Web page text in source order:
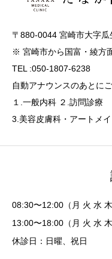
〒880-0044 宮崎市大字
※ 宮崎市から国富・綾方
TEL :050-1807-6238
自動アナウンスのあとに
１.一般内科 ２.訪問診療
3.美容皮膚科・アートメ
08:30〜12:00（月 火 水
13:00〜18:00（月 火 水
休診日：日曜、祝日